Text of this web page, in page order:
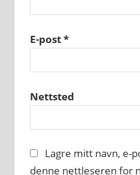
E-post*
Nettsted
Lagre mitt navn, e-
denne nettleseren for